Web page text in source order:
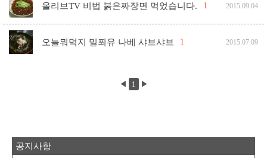
올리브TV 비법 붉은짜장면 먹었습니다. 1 2015.09.04
오늘뭐먹지 밀푀유 나베 샤브샤브 1 2015.07.09
◀ 1 ▶
공지사항